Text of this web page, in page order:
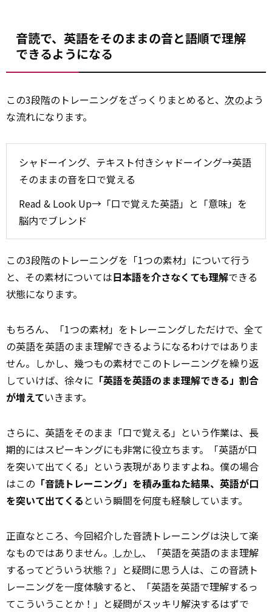
音読で、英語をそのままの音と語順で理解
できるようになる
この3段階のトレーニングをざっくりまとめると、 次のよう
な流れになります。
シャドーイング、テキスト付きシャドーイング→英語
そのままの音を口で覚える
Read & Look Up→「口で覚えた英語」と「意味」を
脳内でブレンド
この3段階のトレーニングを「1つの素材」について行う
と、その素材については日本語を介さなくても理解できる
状態になります。
もちろん、「1つの素材」をトレーニングしただけで、全て
の英語を英語のまま理解できるようになるわけではありま
せん。しかし、幾つもの素材でこのトレーニングを繰り返
していけば、徐々に 「英語を英語のまま理解できる」割合
が増えていきます。
さらに、英語をそのまま「口で覚える」という作業は、長
期的にはスピーキングにも非常に役立ちます。「英語が口
を突いて出てくる」という表現がありますよね。僕の場合
はこの 「音読トレーニング」を積み重ねた結果、英語が口
を突いて出てくる という瞬間を何度も経験しています。
正直なところ、今回紹介した音読トレーニングは決して楽
なものではありません。 しかし、「英語を英語のまま理解
するってどういう状態？」と疑問に思う人は、この音読ト
レーニングを一度体験すると、「英語を英語で理解するっ
てこういうことか！」と疑問がスッキリ解決するはずで